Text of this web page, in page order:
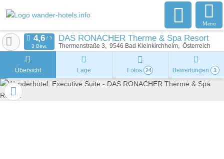
Menu
DAS RONACHER Therme & Spa Resort
Thermenstraße 3 9546 Bad Kleinkirchheim Österreich
3 Bew.
Übersicht Lage Fotos 24 Bewertungen 3